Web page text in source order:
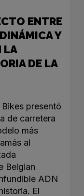
ENTRE
Y
LA
DE LA
presentó
de carretera
más
al
Belgian
ADN
El